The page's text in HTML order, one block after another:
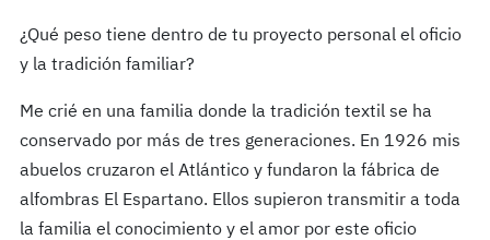
¿Qué peso tiene dentro de tu proyecto personal el oficio
y la tradición familiar?
Me crié en una familia donde la tradición textil se ha
conservado por más de tres generaciones. En 1926 mis
abuelos cruzaron el Atlántico y fundaron la fábrica de
alfombras El Espartano. Ellos supieron transmitir a toda
la familia el conocimiento y el amor por este oficio